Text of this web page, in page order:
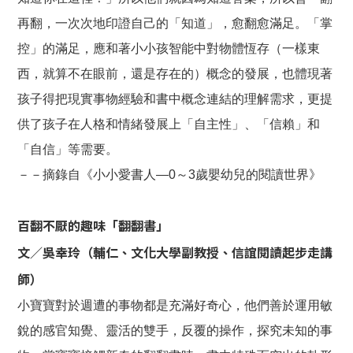
再翻，一次次地印證自己的「知道」，愈翻愈滿足。「掌
控」的滿足，應和著小小孩智能中對物體恆存（一樣東
西，就算不在眼前，還是存在的）概念的發展，也體現著
孩子得把現實事物經驗和書中概念連結的理解需求，更提
供了孩子在人格和情緒發展上「自主性」、「信賴」和
「自信」等需要。
－－摘錄自《小小愛書人—0～3歲嬰幼兒的閱讀世界》
百翻不厭的趣味「翻翻書」
文／吳幸玲（輔仁、文化大學副教授、信誼閱讀起步走講
師）
小寶寶對於週遭的事物都是充滿好奇心，他們善於運用敏
銳的感官知覺、靈活的雙手，反覆的操作，探究未知的事